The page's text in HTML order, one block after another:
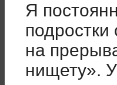
Я
на
нищету».